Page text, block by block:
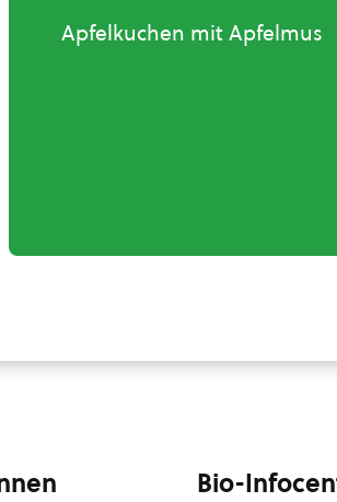
Apfelkuchen mit Apfelmus
Bio-